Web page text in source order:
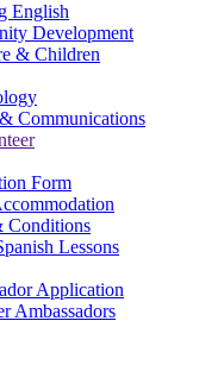
English
Development
& Children
Communications
Form
Conditions
Lessons
Application
Ambassadors